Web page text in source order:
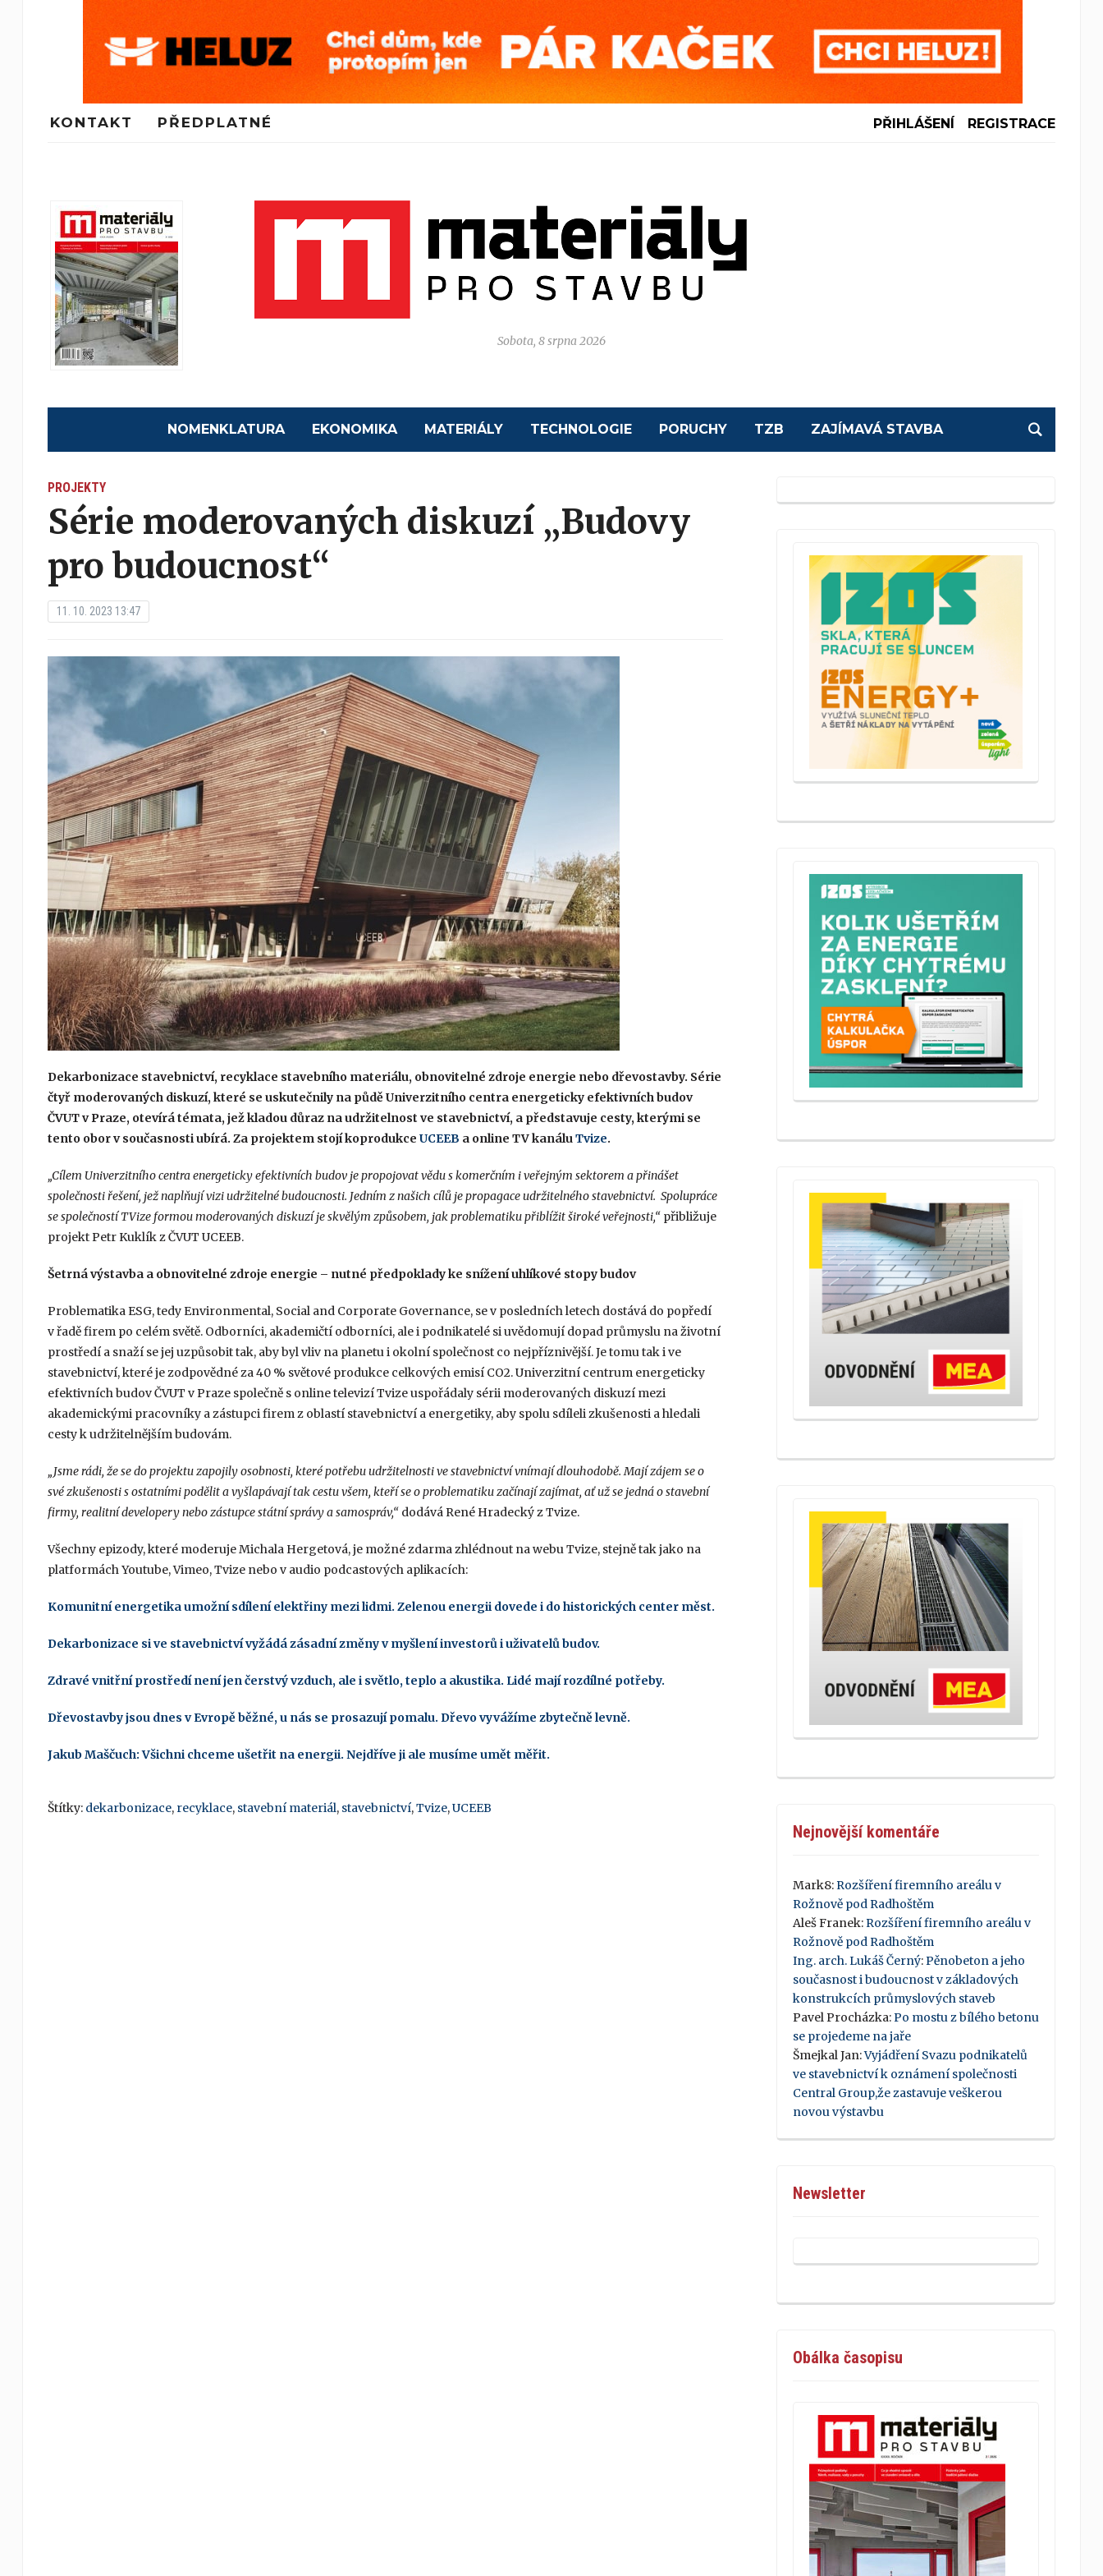
KONTAKT PŘEDPLATNÉ PŘIHLÁŠENÍ REGISTRACE
Sobota, 8 srpna 2026
NOMENKLATURA EKONOMIKA MATERIÁLY TECHNOLOGIE PORUCHY TZB ZAJÍMAVÁ STAVBA
PROJEKTY
Série moderovaných diskuzí „Budovy
pro budoucnost“
11. 10. 2023 13:47
Dekarbonizace stavebnictví, recyklace stavebního materiálu, obnovitelné zdroje energie nebo dřevostavby. Série
čtyř moderovaných diskuzí, které se uskutečnily na půdě Univerzitního centra energeticky efektivních budov
ČVUT v Praze, otevírá témata, jež kladou důraz na udržitelnost ve stavebnictví, a představuje cesty, kterými se
tento obor v současnosti ubírá. Za projektem stojí koprodukce UCEEB a online TV kanáluTvize.
„Cílem Univerzitního centra energeticky efektivních budov je propojovat vědu s komerčním i veřejným sektorem a přinášet
společnosti řešení, jež naplňují vizi udržitelné budoucnosti. Jedním z našich cílů je propagace udržitelného stavebnictví. Spolupráce
se společností TVize formou moderovaných diskuzí je skvělým způsobem, jak problematiku přiblížit široké veřejnosti,“ přibližuje
projekt Petr Kuklík z ČVUT UCEEB.
Šetrná výstavba a obnovitelné zdroje energie – nutné předpoklady ke snížení uhlíkové stopy budov
Problematika ESG, tedy Environmental, Social and Corporate Governance, se v posledních letech dostává do popředí
v řadě firem po celém světě. Odborníci, akademičtí odborníci, ale i podnikatelé si uvědomují dopad průmyslu na životní
prostředí a snaží se jej uzpůsobit tak, aby byl vliv na planetu i okolní společnost co nejpříznivější. Je tomu tak i ve
stavebnictví, které je zodpovědné za 40 % světové produkce celkových emisí CO2. Univerzitní centrum energeticky
efektivních budov ČVUT v Praze společně s online televizí Tvize uspořádaly sérii moderovaných diskuzí mezi
akademickými pracovníky a zástupci firem z oblastí stavebnictví a energetiky, aby spolu sdíleli zkušenosti a hledali
cesty k udržitelnějším budovám.
„Jsme rádi, že se do projektu zapojily osobnosti, které potřebu udržitelnosti ve stavebnictví vnímají dlouhodobě. Mají zájem se o
své zkušenosti s ostatními podělita vyšlapávají tak cestu všem, kteří se o problematiku začínají zajímat, ať už se jedná o stavební
firmy, realitní developery nebo zástupce státní správy a samospráv,“ dodává René Hradecký z Tvize.
Všechny epizody, které moderuje Michala Hergetová, je možné zdarma zhlédnout na webu Tvize, stejně tak jako na
platformách Youtube, Vimeo, Tvize nebo v audio podcastových aplikacích:
Komunitní energetika umožní sdílení elektřiny mezi lidmi. Zelenou energii dovede i do historických center měst.
Dekarbonizace si ve stavebnictví vyžádá zásadní změny v myšlení investorů i uživatelů budov.
Zdravé vnitřní prostředí není jen čerstvý vzduch, ale i světlo, teplo a akustika. Lidé mají rozdílné potřeby.
Dřevostavby jsou dnes v Evropě běžné, u nás se prosazují pomalu. Dřevo vyvážíme zbytečně levně.
Jakub Maščuch: Všichni chceme ušetřit na energii. Nejdříve ji ale musíme umět měřit.
Štítky: dekarbonizace, recyklace, stavební materiál, stavebnictví,Tvize,UCEEB
Nejnovější komentáře
Mark8:Rozšíření firemního areálu v
Rožnově pod Radhoštěm
Aleš Franek:Rozšíření firemního areálu v
Rožnově pod Radhoštěm
Ing. arch. Lukáš Černý:Pěnobeton a jeho
současnost i budoucnost v základových
konstrukcích průmyslových staveb
Pavel Procházka:Po mostu z bílého betonu
se projedeme na jaře
Šmejkal Jan:Vyjádření Svazu podnikatelů
ve stavebnictví k oznámení společnosti
Central Group,že zastavuje veškerou
novou výstavbu
Newsletter
Obálka časopisu